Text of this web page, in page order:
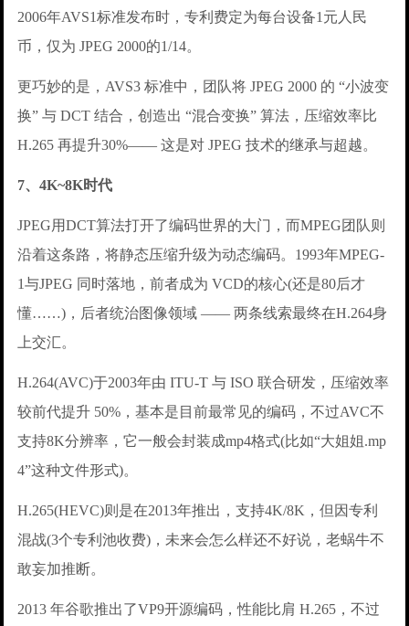
2006年AVS1标准发布时，专利费定为每台设备1元人民
币，仅为 JPEG 2000的1/14。
更巧妙的是，AVS3 标准中，团队将 JPEG 2000 的 “小波变
换” 与 DCT 结合，创造出 “混合变换” 算法，压缩效率比
H.265 再提升30%—— 这是对 JPEG 技术的继承与超越。
7、4K~8K时代
JPEG用DCT算法打开了编码世界的大门，而MPEG团队则
沿着这条路，将静态压缩升级为动态编码。1993年MPEG-
1与JPEG 同时落地，前者成为 VCD的核心(还是80后才
懂……)，后者统治图像领域 —— 两条线索最终在H.264身
上交汇。
H.264(AVC)于2003年由 ITU-T 与 ISO 联合研发，压缩效率
较前代提升 50%，基本是目前最常见的编码，不过AVC不
支持8K分辨率，它一般会封装成mp4格式(比如“大姐姐.mp
4”这种文件形式)。
H.265(HEVC)则是在2013年推出，支持4K/8K，但因专利
混战(3个专利池收费)，未来会怎么样还不好说，老蜗牛不
敢妄加推断。
2013 年谷歌推出了VP9开源编码，性能比肩 H.265，不过